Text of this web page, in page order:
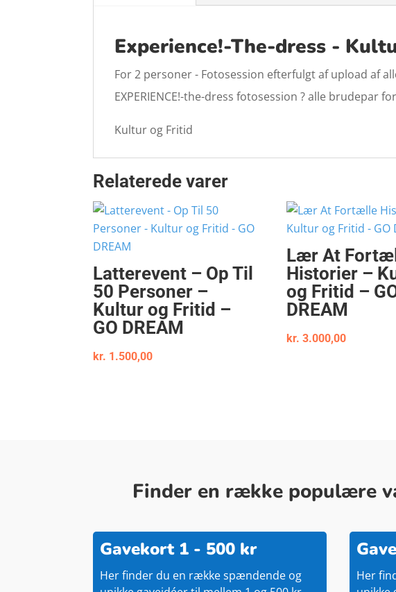
Experience!-The-dress -
For 2 personer - Fotosession efterfulgt af upload af
EXPERIENCE!-the-dress fotosession ? alle
Kultur og Fritid
Relaterede varer
Latterevent – Op Til
50 Personer –
Kultur og Fritid –
GO DREAM
kr. 1.500,00
Lær At
Historier –
og Fritid –
DREAM
kr. 3.000,00
Finder en række populære
Gavekort 1 - 500 kr
Her finder du en række spændende og
Her